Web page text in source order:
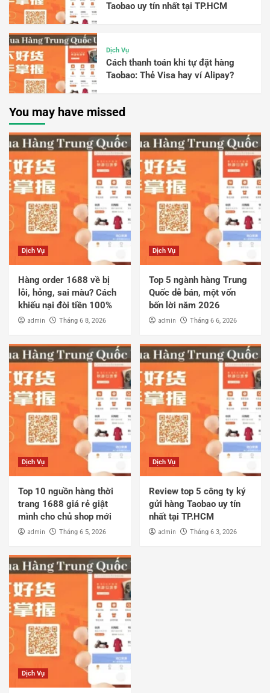
Taobao uy tín nhất tại TP.HCM
Dịch Vụ
Cách thanh toán khi tự đặt hàng
Taobao: Thẻ Visa hay ví Alipay?
You may have missed
Dịch Vụ
Hàng order 1688 về bị
lỗi, hỏng, sai màu? Cách
khiếu nại đòi tiền 100%
admin Tháng 6 8, 2026
Dịch Vụ
Top 5 ngành hàng Trung
Quốc dễ bán, một vốn
bốn lời năm 2026
admin Tháng 6 6, 2026
Dịch Vụ
Top 10 nguồn hàng thời
trang 1688 giá rẻ giật
mình cho chủ shop mới
admin Tháng 6 5, 2026
Dịch Vụ
Review top 5 công ty ký
gửi hàng Taobao uy tín
nhất tại TP.HCM
admin Tháng 6 3, 2026
Dịch Vụ